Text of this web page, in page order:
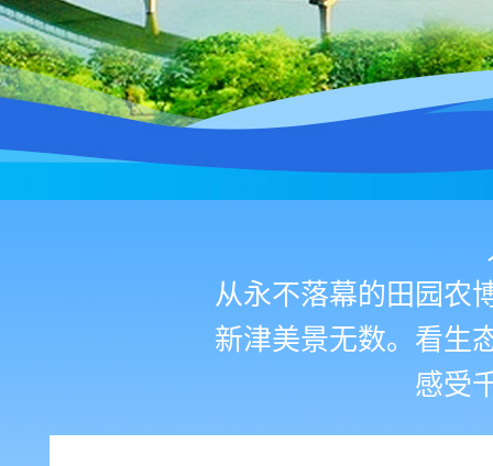
从永不落幕的田园农
新津美景无数。看生
感受